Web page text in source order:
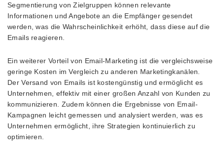
Segmentierung von Zielgruppen können relevante
Informationen und Angebote an die Empfänger gesendet
werden, was die Wahrscheinlichkeit erhöht, dass diese auf die
Emails reagieren.
Ein weiterer Vorteil von Email-Marketing ist die vergleichsweise
geringe Kosten im Vergleich zu anderen Marketingkanälen.
Der Versand von Emails ist kostengünstig und ermöglicht es
Unternehmen, effektiv mit einer großen Anzahl von Kunden zu
kommunizieren. Zudem können die Ergebnisse von Email-
Kampagnen leicht gemessen und analysiert werden, was es
Unternehmen ermöglicht, ihre Strategien kontinuierlich zu
optimieren.